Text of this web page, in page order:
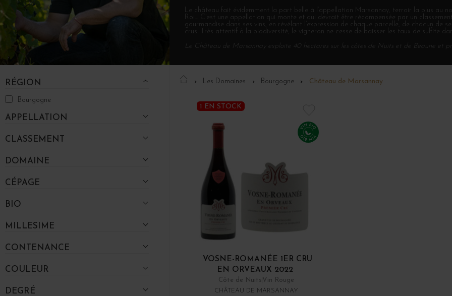
Le château fait évidemment la part belle à l’appellation Marsannay, terroir la plus au
Roi… C’est une appellation qui monte et qui devrait être récompensée par un
gourmandise dans ses vins, en révélant l’expression de chaque parcelle, de chacun
crus. Très attentif à la biodiversité, le vigneron ne cesse de baisser les taux de sulfite
Le Château de Marsannay exploite 40 hectares sur les côtes de Nuits et de Beaune et
RÉGION
Bourgogne
APPELLATION
CLASSEMENT
DOMAINE
CÉPAGE
BIO
MILLESIME
CONTENANCE
COULEUR
DEGRÉ
Les Domaines Bourgogne Château de Marsannay
1 EN STOCK
VOSNE-ROMANÉE 1ER CRU
EN ORVEAUX 2022
Côte de Nuits Vin Rouge
CHÂTEAU DE MARSANNAY